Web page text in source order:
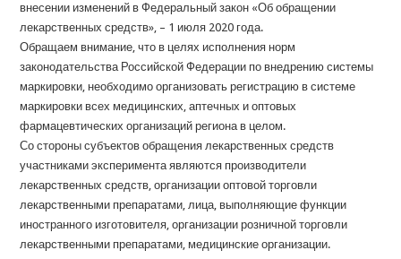
внесении изменений в Федеральный закон «Об обращении
лекарственных средств», – 1 июля 2020 года.
Обращаем внимание, что в целях исполнения норм
законодательства Российской Федерации по внедрению системы
маркировки, необходимо организовать регистрацию в системе
маркировки всех медицинских, аптечных и оптовых
фармацевтических организаций региона в целом.
Со стороны субъектов обращения лекарственных средств
участниками эксперимента являются производители
лекарственных средств, организации оптовой торговли
лекарственными препаратами, лица, выполняющие функции
иностранного изготовителя, организации розничной торговли
лекарственными препаратами, медицинские организации.